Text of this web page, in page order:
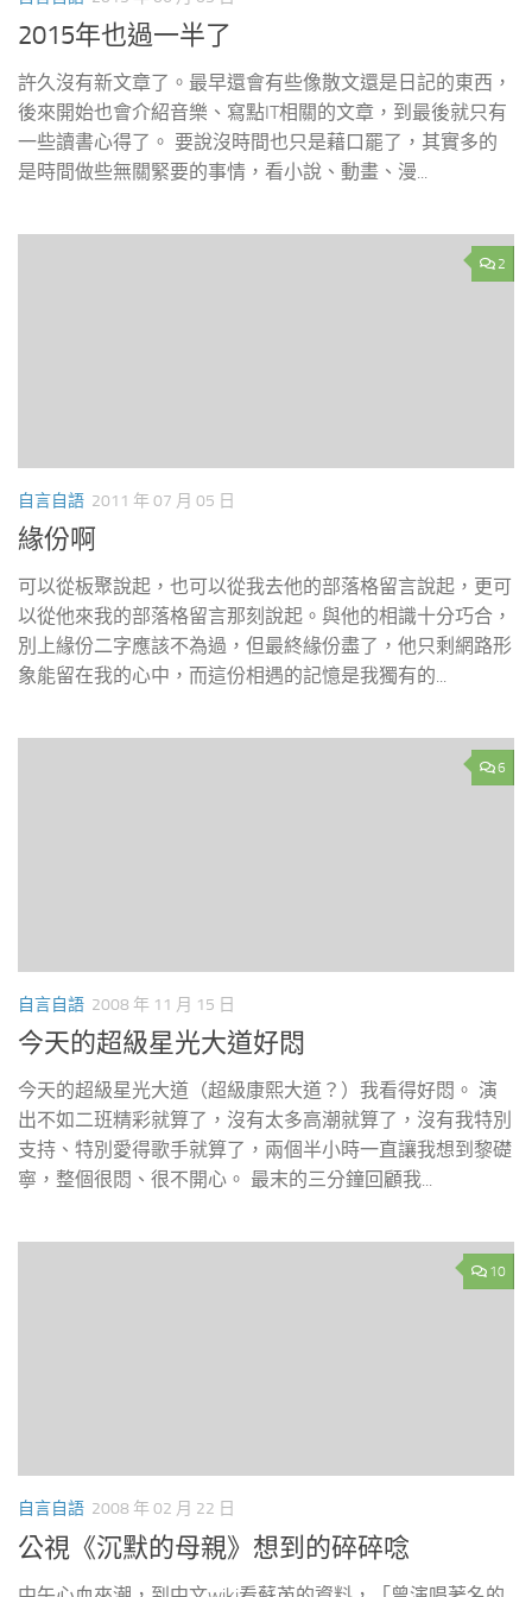
2015年也過一半了
許久沒有新文章了。最早還會有些像散文還是日記的東西，
後來開始也會介紹音樂、寫點IT相關的文章，到最後就只有
一些讀書心得了。 要說沒時間也只是藉口罷了，其實多的
是時間做些無關緊要的事情，看小說、動畫、漫...
2
自言自語 2011 年 07 月 05 日
緣份啊
可以從板聚說起，也可以從我去他的部落格留言說起，更可
以從他來我的部落格留言那刻說起。與他的相識十分巧合，
別上緣份二字應該不為過，但最終緣份盡了，他只剩網路形
象能留在我的心中，而這份相遇的記憶是我獨有的...
6
自言自語 2008 年 11 月 15 日
今天的超級星光大道好悶
今天的超級星光大道（超級康熙大道？）我看得好悶。 演
出不如二班精彩就算了，沒有太多高潮就算了，沒有我特別
支持、特別愛得歌手就算了，兩個半小時一直讓我想到黎礎
寧，整個很悶、很不開心。 最末的三分鐘回顧我...
10
自言自語 2008 年 02 月 22 日
公視《沉默的母親》想到的碎碎唸